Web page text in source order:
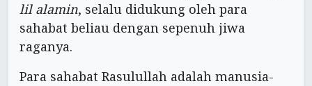
lil alamin, selalu didukung oleh para
sahabat beliau dengan sepenuh jiwa
raganya.
Para sahabat Rasulullah adalah manusia-